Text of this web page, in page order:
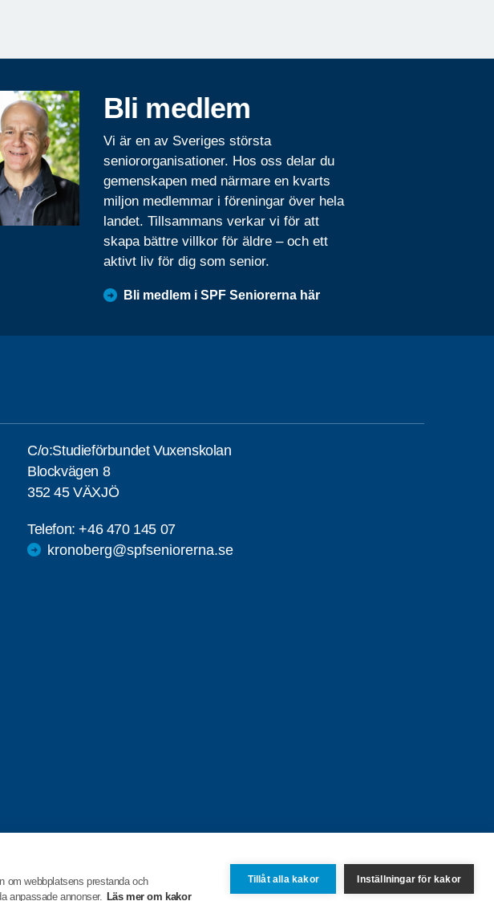
om webbplatsens prestanda och
anpassade annonser. Läs mer om kakor
Tillåt alla kakor Inställningar för kakor
Bli medlem
Vi är en av Sveriges största
seniororganisationer. Hos oss delar du
gemenskapen med närmare en kvarts
miljon medlemmar i föreningar över hela
landet. Tillsammans verkar vi för att
skapa bättre villkor för äldre – och ett
aktivt liv för dig som senior.
Bli medlem i SPF Seniorerna här
C/o:Studieförbundet Vuxenskolan
Blockvägen 8
352 45 VÄXJÖ
Telefon:+46 470 145 07
kronoberg@spfseniorerna.se